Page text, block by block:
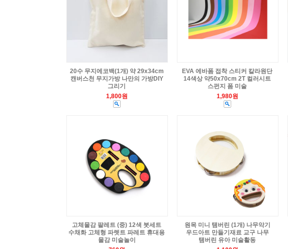
20수 무지에코백(1개) 약 29x34cm
캔버스천 무지가방 나만의 가방DIY
그리기
1,800원
EVA 에바폼 접착 스티커 칼라원단
14색상 약50x70cm 2T 컬러시트
스펀지 폼 미술
1,980원
고체물감 팔레트 (중) 12색 붓세트
수채화 고체형 파렛트 파레트 휴대용
물감 미술놀이
원목 미니 탬버린 (1개) 나무악기
우드아트 만들기재료 교구 나무
탬버린 유아 미술활동